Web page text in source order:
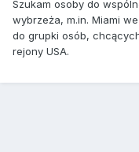
Szukam osoby do
wybrzeża, m.in. Miami
do grupki osób,
rejony USA.